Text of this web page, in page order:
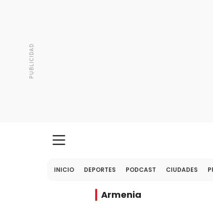
INICIO DEPORTES PODCAST CIUDADES
Armenia